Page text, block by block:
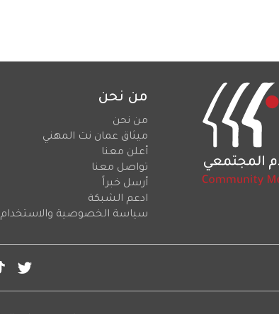
من نحن
من نحن
ميثاق عمان نت المهني
أعلن معنا
تواصل معنا
أرسل خبراً
ادعم الشبكة
سياسة الخصوصية والاستخدام